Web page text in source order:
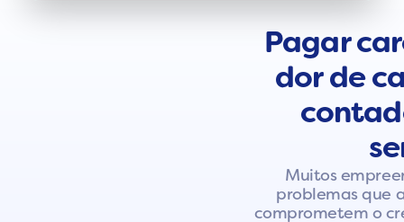
Pagar
dor de
Muitos
problemas que
comprometem o